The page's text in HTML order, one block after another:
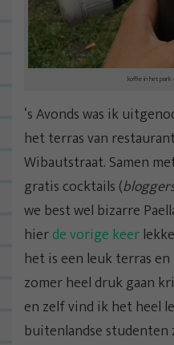
koffie in het park
‘s Avonds was ik
het terras van
Wibautstraat. Samen
gratis cocktails (
we best wel bizarre
hierde vorige keer
het is een leuk terras en
zomer heel druk gaan
en zelf vind ik het heel
buitenlandse studenten